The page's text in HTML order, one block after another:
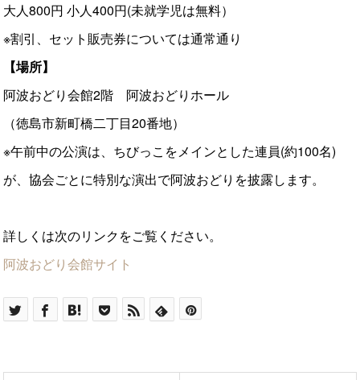
大人800円 小人400円(未就学児は無料）
※割引、セット販売券については通常通り
【場所】
阿波おどり会館2階 阿波おどりホール
（徳島市新町橋二丁目20番地）
※午前中の公演は、ちびっこをメインとした連員(約100名)
が、協会ごとに特別な演出で阿波おどりを披露します。
詳しくは次のリンクをご覧ください。
阿波おどり会館サイト